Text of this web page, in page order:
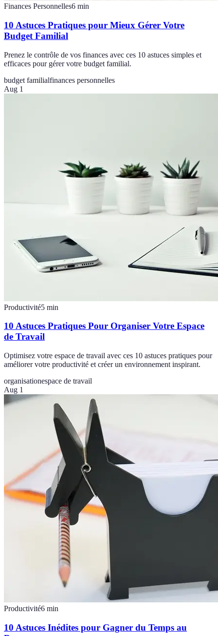
Finances Personnelles6 min
10 Astuces Pratiques pour Mieux Gérer Votre
Budget Familial
Prenez le contrôle de vos finances avec ces 10 astuces simples et
efficaces pour gérer votre budget familial.
budget familialfinances personnelles
Aug 1
Productivité5 min
10 Astuces Pratiques Pour Organiser Votre Espace
de Travail
Optimisez votre espace de travail avec ces 10 astuces pratiques pour
améliorer votre productivité et créer un environnement inspirant.
organisationespace de travail
Aug 1
Productivité6 min
10 Astuces Inédites pour Gagner du Temps au